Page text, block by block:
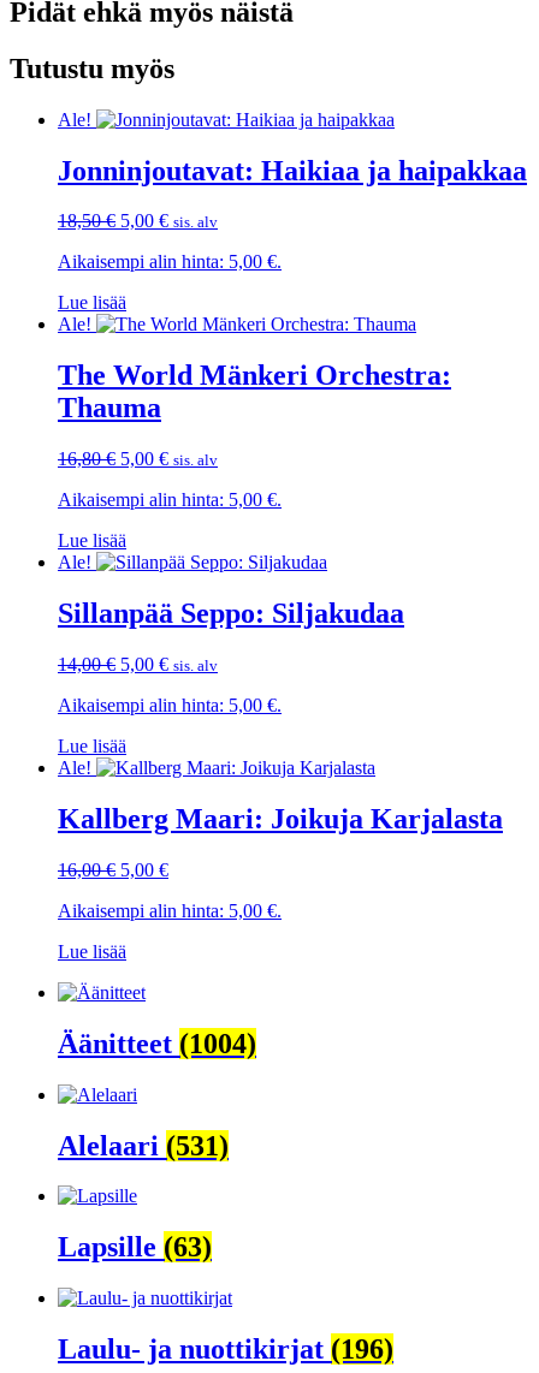
Pidät ehkä myös näistä
Tutustu myös
Ale!
Jonninjoutavat: Haikiaa ja haipakkaa
18,50€ Alkuperäinen
oli:
5,00 €Nykyinen
on:
sis. alv
Aikaisempi alin hinta: 5,00 €.
Lue lisää
Ale!
The World Mänkeri Orchestra:
Thauma
16,80€ Alkuperäinen
oli:
5,00 €Nykyinen
on:
sis. alv
Aikaisempi alin hinta: 5,00 €.
Lue lisää
Ale!
Sillanpää Seppo: Siljakudaa
14,00€ Alkuperäinen
oli:
5,00 €Nykyinen
on:
sis. alv
Aikaisempi alin hinta: 5,00 €.
Lue lisää
Ale!
Kallberg Maari: Joikuja Karjalasta
16,00€ Alkuperäinen
oli:
5,00 €Nykyinen
on:
Aikaisempi alin hinta: 5,00 €.
Lue lisää
Äänitteet (1004)
Alelaari (531)
Lapsille (63)
Laulu- ja nuottikirjat (196)